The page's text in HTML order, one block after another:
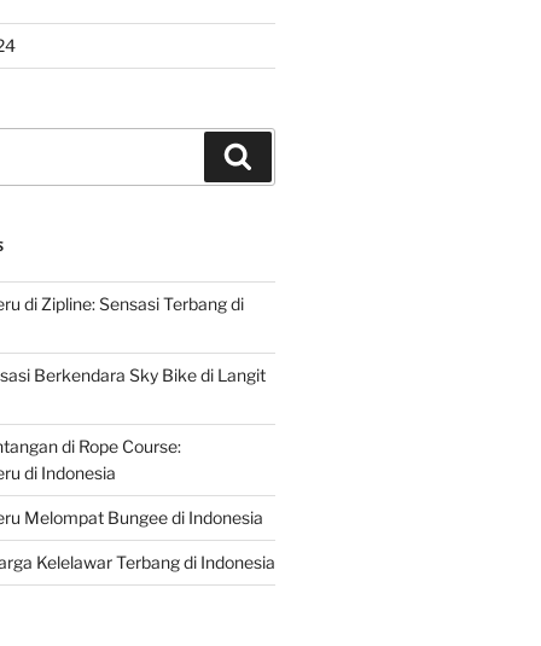
di Zipline: Sensasi Terbang di
Berkendara Sky Bike di Langit
di Rope Course:
di Indonesia
Melompat Bungee di Indonesia
Kelelawar Terbang di Indonesia